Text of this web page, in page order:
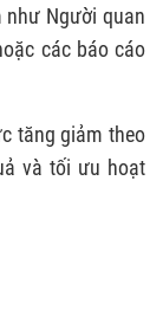
như Người quan
các báo cáo
tăng giảm theo
và tối ưu hoạt